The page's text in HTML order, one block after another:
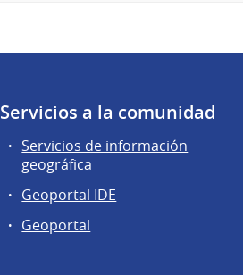
Servicios a la comunidad
Servicios de información
geográfica
Geoportal IDE
Geoportal